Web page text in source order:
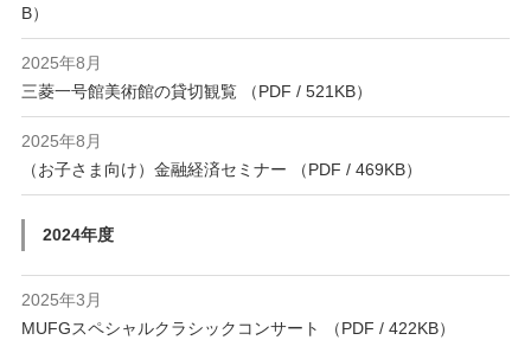
B）
2025年8月
三菱一号館美術館の貸切観覧 （PDF / 521KB）
2025年8月
（お子さま向け）金融経済セミナー （PDF / 469KB）
2024年度
2025年3月
MUFGスペシャルクラシックコンサート （PDF / 422KB）